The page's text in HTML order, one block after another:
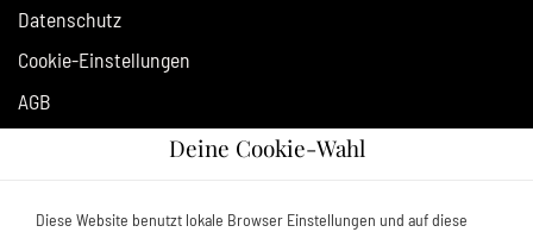
Datenschutz
Cookie-Einstellungen
AGB
Deine Cookie-Wahl
Diese Website benutzt lokale Browser Einstellungen und auf diese